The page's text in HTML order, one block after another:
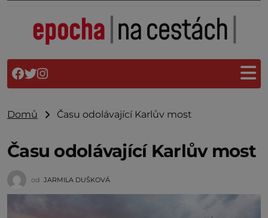
Domů Času odolávající Karlův most
Času odolávající Karlův most
od JARMILA DUŠKOVÁ